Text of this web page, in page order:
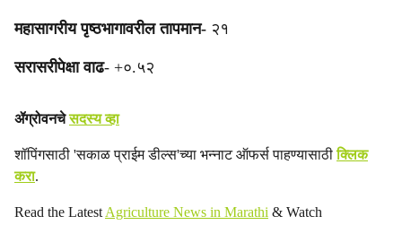
महासागरीय पृष्ठभागावरील तापमान- २१
सरासरीपेक्षा वाढ- +०.५२
ॲग्रोवनचेसदस्य व्हा
शॉपिंगसाठी 'सकाळ प्राईम डील्स'च्या भन्नाट ऑफर्स पाहण्यासाठीक्लिक
करा.
Read the Latest Agriculture News in Marathi & Watch